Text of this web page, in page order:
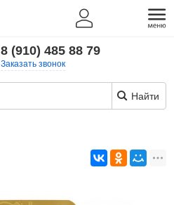
8 (910) 485 88 79
Заказать звонок
Найти